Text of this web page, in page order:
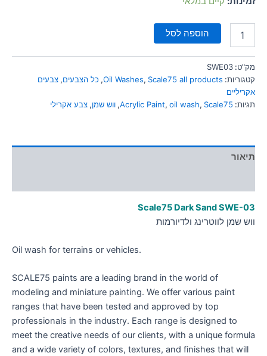
כל
הוספה לסל
מק"ט: SWE03
קטגוריות:
Oil Washes, Scale75 all products
, כל הצבעים, צבעים
אקריליים
תגיות:
Acrylic Paint, oil wash, Scale75
, ווש שמן, צבע אקרילי
תיאור
Scale75 Dark SandSWE-03
ווש שמן לווטרינג ולדיורמות
Oil wash for terrains or vehicles.
SCALE75 paints are a leading brand in the world of
modeling and miniature painting. We offer various paint
ranges that have been tested and approved by top
professionals in the industry. Each range is designed to
meet the creative needs of our clients, with a unique formula
and a wide variety of colors, textures, and finishes that will